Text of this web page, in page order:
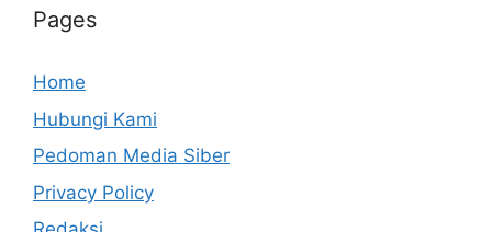
Pages
Home
Hubungi Kami
Pedoman Media Siber
Privacy Policy